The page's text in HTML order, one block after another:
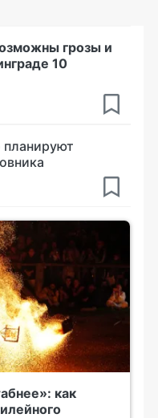
грозы и
10
планируют
как